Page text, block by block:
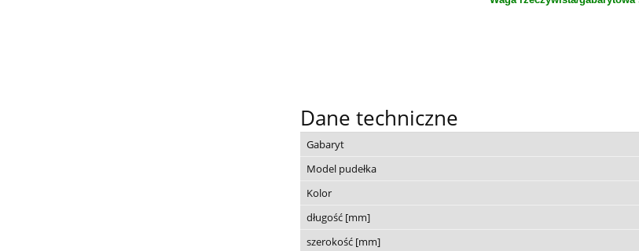
Dane techniczne
Gabaryt
Model pudełka
Kolor
długość [mm]
szerokość [mm]